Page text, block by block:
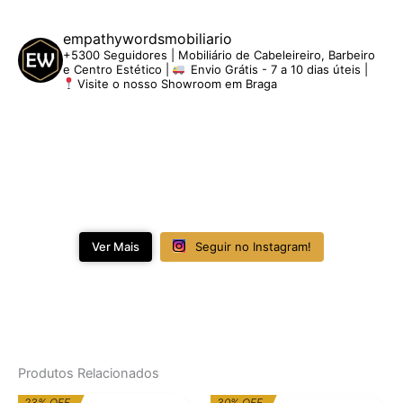
empathywordsmobiliario
+5300 Seguidores | Mobiliário de Cabeleireiro, Barbeiro
e Centro Estético |
Envio Grátis - 7 a 10 dias úteis |
Visite o nosso Showroom em Braga
Ver Mais Seguir no Instagram!
Produtos Relacionados
O
O
O
O